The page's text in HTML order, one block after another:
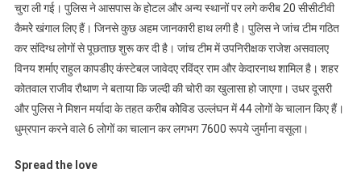
चुरा ली गई। पुलिस ने आसपास के होटल और अन्य स्थानों पर लगे करीब 20 सीसीटीवी
कैमरेे खंगाल लिए हैं। जिनसे कुछ अहम जानकारी हाथ लगी है। पुलिस ने जांच टीम गठित
कर संदिग्ध लोगों से पूछताछ शुरू कर दी है। जांच टीम में उपनिरीक्षक राजेश असवालए
विनय शर्माए राहुल कापडीए कंस्टेबल जावेदए रविंद्र राम और केदारनाथ शामिल है। शहर
कोतवाल राजीव रौथाण ने बताया कि जल्दी की चोरी का खुलासा हो जाएगा। उधर दूसरी
और पुलिस ने मिशन मर्यादा के तहत करीब कोेविड उल्लंघन में 44 लोगों के चालान किए हैं।
धुम्रपान करने वाले 6 लोगों का चालान कर लगभग 7600 रूपये जुर्माना वसूला।
Spread the love